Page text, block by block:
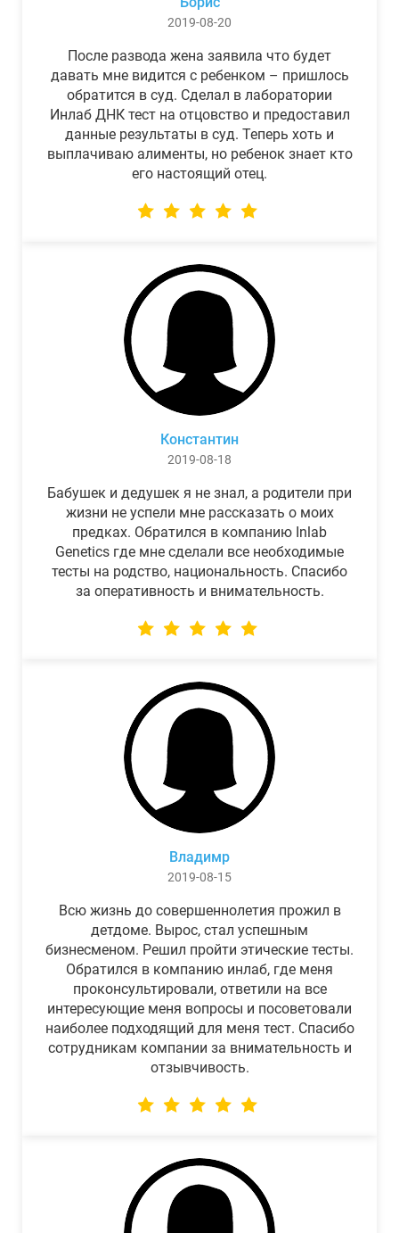
2019-08-20
После развода жена заявила что будет
давать мне видится с ребенком – пришлось
обратится в суд. Сделал в лаборатории
Инлаб ДНК тест на отцовство и предоставил
данные результаты в суд. Теперь хоть и
выплачиваю алименты, но ребенок знает кто
его настоящий отец.
Константин
2019-08-18
Бабушек и дедушек я не знал, а родители при
жизни не успели мне рассказать о моих
предках. Обратился в компанию Inlab
Genetics где мне сделали все необходимые
тесты на родство, национальность. Спасибо
за оперативность и внимательность.
Владимр
2019-08-15
Всю жизнь до совершеннолетия прожил в
детдоме. Вырос, стал успешным
бизнесменом. Решил пройти этические тесты.
Обратился в компанию инлаб, где меня
проконсультировали, ответили на все
интересующие меня вопросы и посоветовали
наиболее подходящий для меня тест. Спасибо
сотрудникам компании за внимательность и
отзывчивость.